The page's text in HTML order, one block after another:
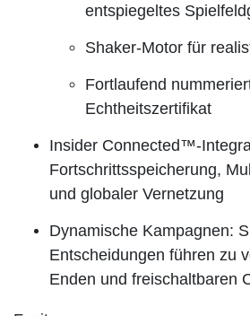
entspiegeltes
Shaker-Motor für
Fortlaufend
Echtheitszertifikat
Insider Connected™-
Fortschrittsspeicherung,
und globaler Vernetzung
Dynamische Kampagnen:
Entscheidungen führen zu
Enden und freischaltbaren